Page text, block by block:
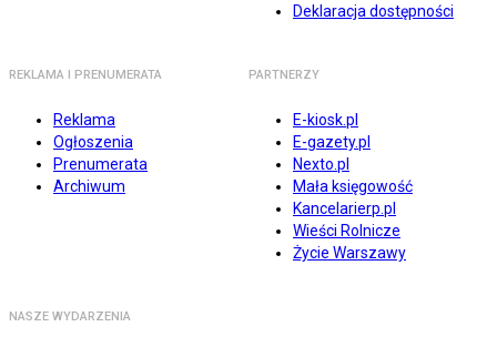
Deklaracja dostępności
REKLAMA I PRENUMERATA
Reklama
Ogłoszenia
Prenumerata
Archiwum
PARTNERZY
E-kiosk.pl
E-gazety.pl
Nexto.pl
Mała księgowość
Kancelarierp.pl
Wieści Rolnicze
Życie Warszawy
NASZE WYDARZENIA